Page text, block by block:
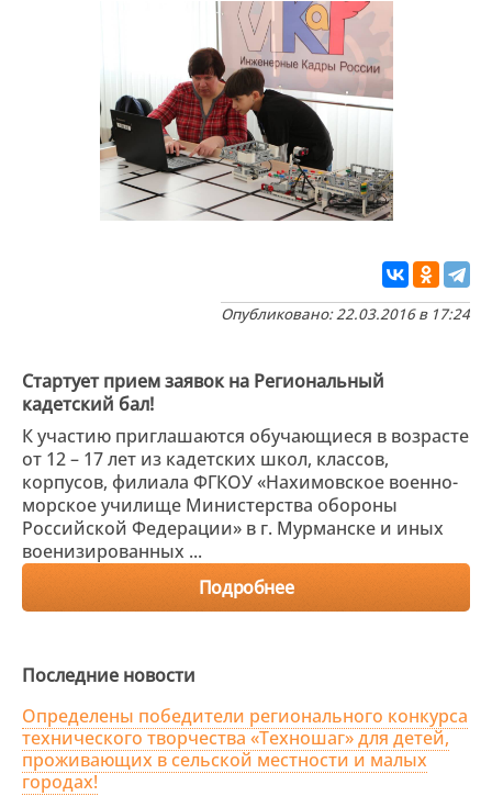
Опубликовано: 22.03.2016 в 17:24
Стартует прием заявок на Региональный
кадетский бал!
К участию приглашаются обучающиеся в возрасте
от 12 – 17 лет из кадетских школ, классов,
корпусов, филиала ФГКОУ «Нахимовское военно-
морское училище Министерства обороны
Российской Федерации» в г. Мурманске и иных
военизированных ...
Подробнее
Последние новости
Определены победители регионального конкурса
технического творчества «Техношаг» для детей,
проживающих в сельской местности и малых
городах!